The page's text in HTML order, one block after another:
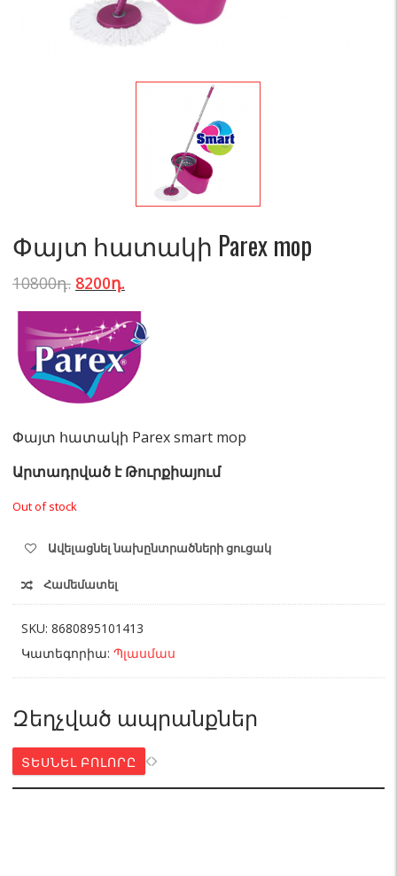
Փայտ հատակի Parex mop
10800դ. 8200դ.
Փայտ հատակի Parex smart mop
Արտադրված է Թուրքիայում
Out of stock
Ավելացնել նախընտրածների ցուցակ
Համեմատել
SKU: 8680895101413
Կատեգորիա: Պլասմաս
Զեղչված ապրանքներ
ՏԵՍՆԵԼ ԲՈԼՈՐԸ